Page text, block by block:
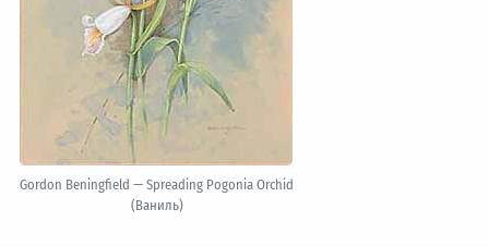
Gordon Beningfield — Spreading Pogonia Orchid
(Ваниль)